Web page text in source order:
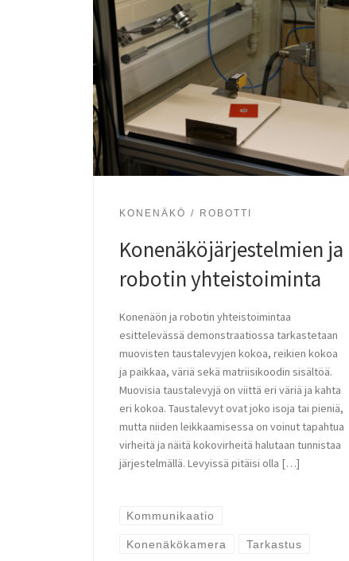
KONENÄKÖ ROBOTTI
Konenäköjärjestelmien ja
robotin yhteistoiminta
Konenäön ja robotin yhteistoimintaa
esittelevässä demonstraatiossa tarkastetaan
muovisten taustalevyjen kokoa, reikien kokoa
ja paikkaa, väriä sekä matriisikoodin sisältöä.
Muovisia taustalevyjä on viittä eri väriä ja kahta
eri kokoa. Taustalevyt ovat joko isoja tai pieniä,
mutta niiden leikkaamisessa on voinut tapahtua
virheitä ja näitä kokovirheitä halutaan tunnistaa
järjestelmällä. Levyissä pitäisi olla […]
Kommunikaatio
Konenäkökamera Tarkastus